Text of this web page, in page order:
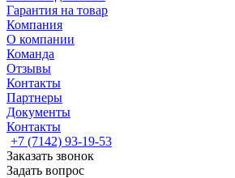
Гарантия на товар
Компания
О компании
Команда
Отзывы
Контакты
Партнеры
Документы
Контакты
+7 (7142) 93-19-53
Заказать звонок
Задать вопрос